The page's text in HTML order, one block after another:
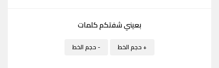
بعيني شفتكم كلمات
+ حجم الخط - حجم الخط